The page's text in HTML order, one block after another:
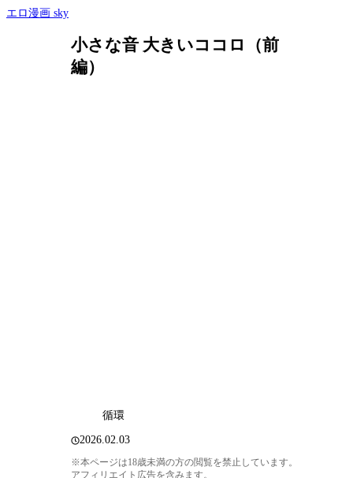
エロ漫画 sky
小さな音 大きいココロ（前
編）
循環
2026.02.03
※本ページは18歳未満の方の閲覧を禁止しています。
アフィリエイト広告を含みます。